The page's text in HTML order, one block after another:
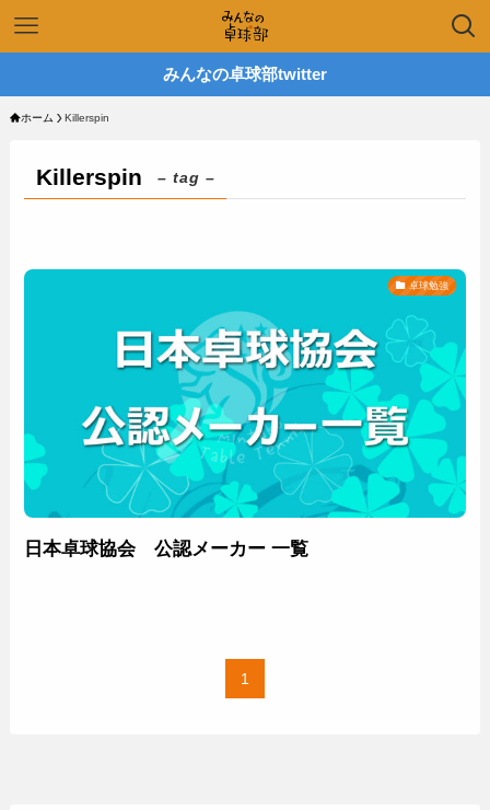
みんなの卓球部twitter
ホーム Killerspin
Killerspin – tag –
卓球勉強
日本卓球協会 公認メーカー 一覧
1